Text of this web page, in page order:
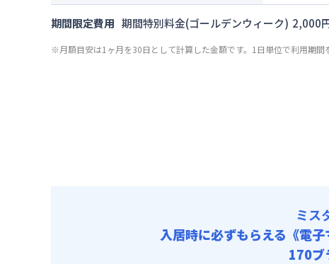
管理費:
光熱費他 :
清掃料他 :
その他費
月額賃料
光熱費他 :
期間限定費用 期間特別料金(ゴールデンウィーク) 2,000
※月額目安は1ヶ月を30日として計算した金額です。1日単位で利用期間
ミス
入居時に必ずもらえる 《電
170ブ